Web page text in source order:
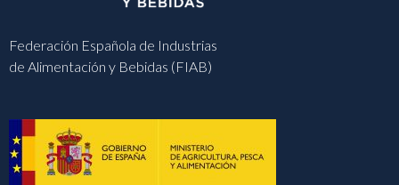
Federación Española de Industrias
de Alimentación y Bebidas (FIAB)